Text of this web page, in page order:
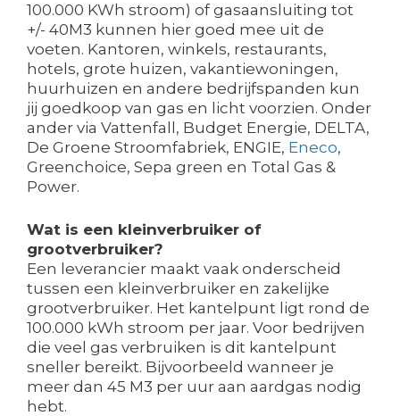
100.000 KWh stroom) of gasaansluiting tot
+/- 40M3 kunnen hier goed mee uit de
voeten. Kantoren, winkels, restaurants,
hotels, grote huizen, vakantiewoningen,
huurhuizen en andere bedrijfspanden kun
jij goedkoop van gas en licht voorzien. Onder
ander via Vattenfall, Budget Energie, DELTA,
De Groene Stroomfabriek, ENGIE, Eneco,
Greenchoice, Sepa green en Total Gas &
Power.
Wat is een kleinverbruiker of
grootverbruiker?
Een leverancier maakt vaak onderscheid
tussen een kleinverbruiker en zakelijke
grootverbruiker. Het kantelpunt ligt rond de
100.000 kWh stroom per jaar. Voor bedrijven
die veel gas verbruiken is dit kantelpunt
sneller bereikt. Bijvoorbeeld wanneer je
meer dan 45 M3 per uur aan aardgas nodig
hebt.